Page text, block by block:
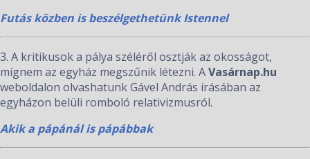
Futás közben is beszélgethetünk Istennel
3. A kritikusok a pálya széléről osztják az okosságot,
mígnem az egyház megszűnik létezni. AVasárnap.hu
weboldalon olvashatunk Gável András írásában az
egyházon belüli romboló relativizmusról.
Akik a pápánál is pápábbak